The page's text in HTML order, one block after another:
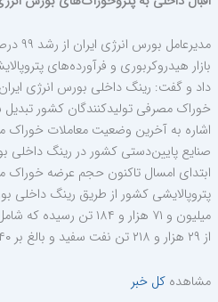
داد و گفت: رینگ داخلی بورس انرژی
خوراک مصرفی تولیدکنندگان کشور
اشاره به آخرین وضعیت معاملات خوراک
صنایع پایین‌دستی کشور در رینگ داخلی
ابتدای امسال تاکنون حجم عرضه خوراک
پتروپالایشی کشور از طریق رینگ داخلی
از ۲۹ هزار و ۲۱۸ تن نفت سفید و بالغ بر ۶۴۰ هزار و ۷۰۰ تن نفتا است.
مشاهده کل خبر